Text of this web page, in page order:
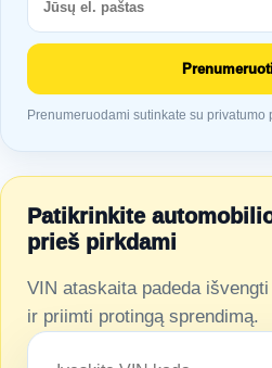
Prenumeruodami sutinkate su privatumo
Patikrinkite
prieš pirkdami
VIN ataskaita padeda
ir priimti protingą sprendimą.